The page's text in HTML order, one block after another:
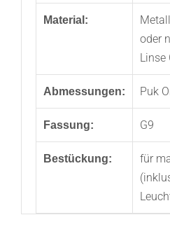
Material:
oder
Linse
Abmessungen: Puk
Fassung: G9
Bestückung:
für